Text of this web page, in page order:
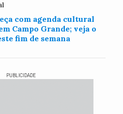
com agenda cultural
Campo Grande; veja o
fim de semana
PUBLICIDADE